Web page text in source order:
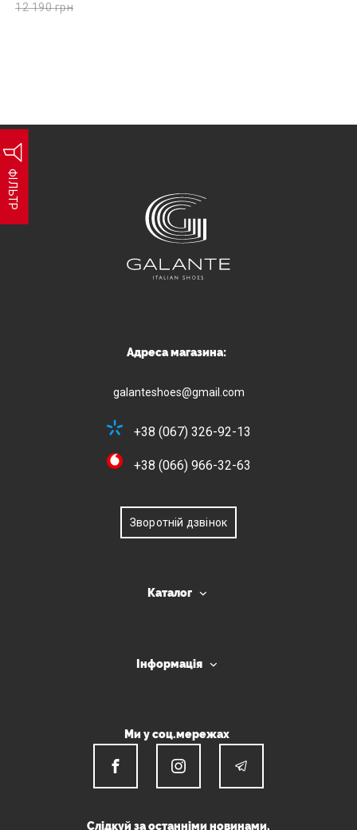
ФІЛЬТР
12 190грн
Адреса магазина:
galanteshoes@gmail.com
+38 (067) 326-92-13
+38 (066) 966-32-63
Зворотній дзвінок
Каталог
Інформація
Ми у соц.мережах
Слідкуй за останніми новинами.